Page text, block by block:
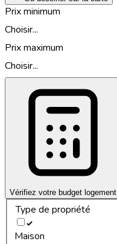
Prix minimum
Choisir...
Prix maximum
Choisir...
Vérifiez votre budget logement
Type de propriété
Maison